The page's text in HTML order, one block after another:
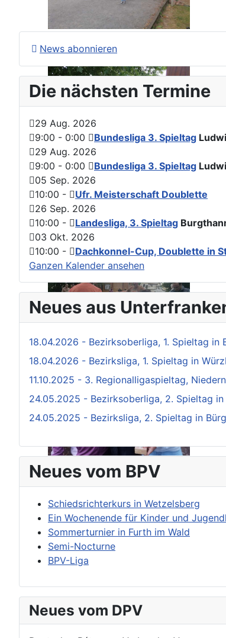
News abonnieren
Die nächsten Termine
29 Aug. 2026
9:00 - 0:00 Bundesliga 3. Spieltag
29 Aug. 2026
9:00 - 0:00 Bundesliga 3. Spieltag
05 Sep. 2026
10:00 -
Ufr. Meisterschaft Doublette
26 Sep. 2026
10:00 - Landesliga, 3. Spieltag
03 Okt. 2026
10:00 - Dachkonnel-Cup, Doublette in
Ganzen Kalender ansehen
Neues aus
18.04.2026 - Bezirksoberliga, 1. Spieltag in
18.04.2026 - Bezirksliga, 1. Spieltag in
11.10.2025 - 3. Regionalligaspieltag,
24.05.2025 - Bezirksoberliga, 2. Spieltag
24.05.2025 - Bezirksliga, 2. Spieltag in
Neues vom BPV
Schiedsrichterkurs in Wetzelsberg
Ein Wochenende für Kinder und
Sommerturnier in Furth im Wald
Semi-Nocturne
BPV-Liga
Neues vom DPV